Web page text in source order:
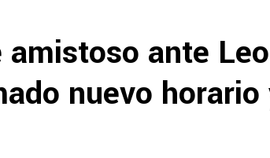
amistoso ante
nuevo horario